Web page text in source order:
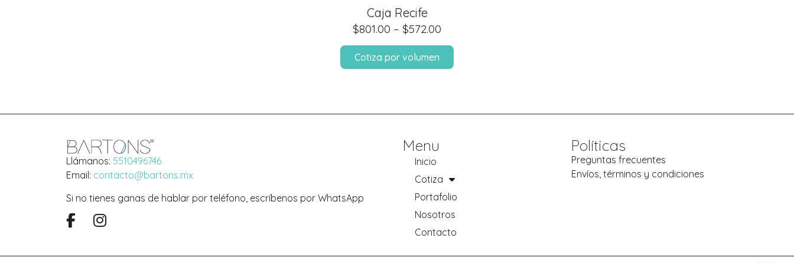
Caja Recife
$572.00
–
$801.00
Cotiza por volumen
Llámanos: 5510496746
Email: contacto@bartons.mx
Si no tienes ganas de hablar por teléfono, escríbenos por WhatsApp
Menu
Inicio
Cotiza
Portafolio
Nosotros
Contacto
Políticas
Preguntas frecuentes
Envíos, términos y condiciones